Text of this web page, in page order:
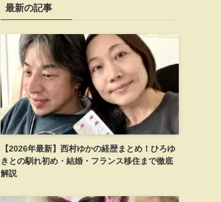
最新の記事
【2026年最新】西村ゆかの経歴まとめ！ひろゆ
きとの馴れ初め・結婚・フランス移住まで徹底
解説